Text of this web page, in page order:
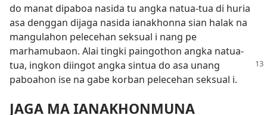
do manat dipaboa nasida tu angka natua-tua di huria
asa denggan dijaga nasida ianakhonna sian halak na
mangulahon pelecehan seksual i nang pe
marhamubaon. Alai tingki paingothon angka natua-
tua, ingkon diingot angka sintua do asa unang
paboahon ise na gabe korban pelecehan seksual i.
JAGA MA IANAKHONMUNA